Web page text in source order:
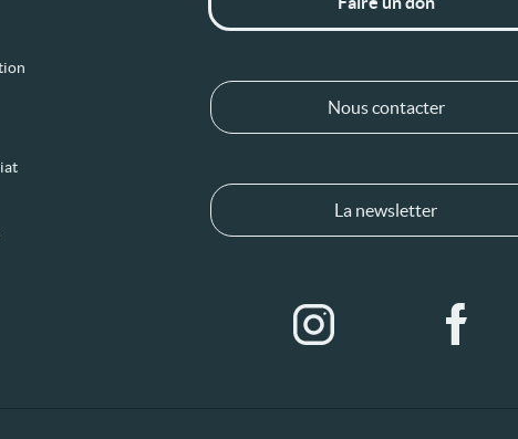
Nous contacter
La newsletter